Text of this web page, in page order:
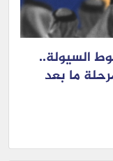
السيولة..
ما بعد